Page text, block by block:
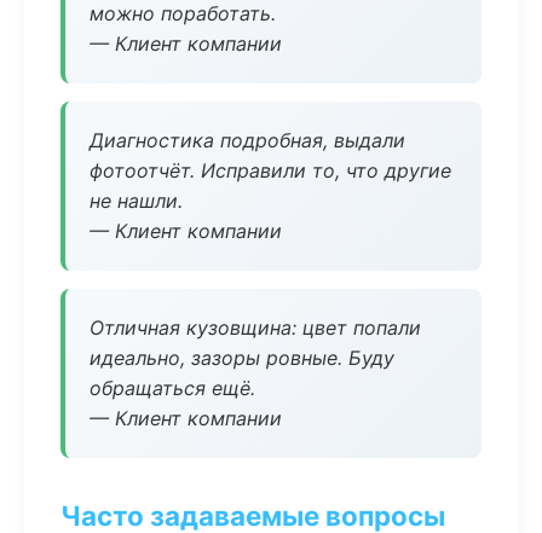
можно поработать.
— Клиент компании
Диагностика подробная, выдали
фотоотчёт. Исправили то, что другие
не нашли.
— Клиент компании
Отличная кузовщина: цвет попали
идеально, зазоры ровные. Буду
обращаться ещё.
— Клиент компании
Часто задаваемые вопросы